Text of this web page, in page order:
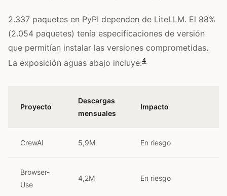
2.337 paquetes en PyPI dependen de LiteLLM. El 88%
(2.054 paquetes) tenía especificaciones de versión
que permitían instalar las versiones comprometidas.
La exposición aguas abajo incluye:4
Proyecto
Descargas
mensuales
Impacto
CrewAI 5,9M En riesgo
Browser-
Use
4,2M En riesgo